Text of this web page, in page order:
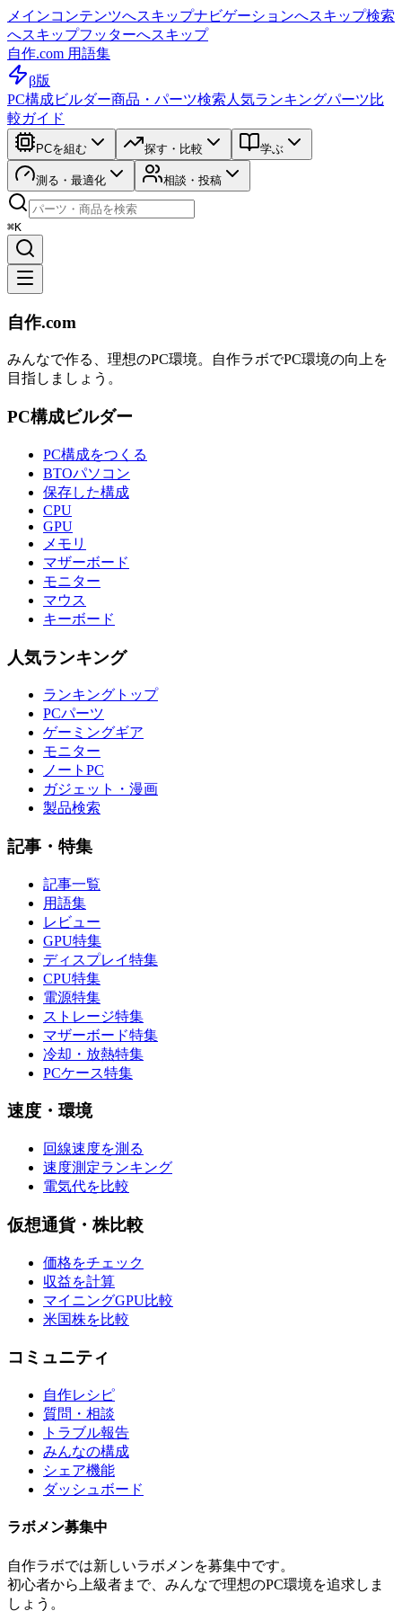
メインコンテンツへスキップナビゲーションへスキップ検索
へスキップフッターへスキップ
自作.com 用語集
β版
PC構成ビルダー商品・パーツ検索 人気ランキングパーツ比
較ガイド
PCを組む 探す・比較 学ぶ
測る・最適化 相談・投稿
⌘K
自作.com
みんなで作る、理想のPC環境。 自作ラボでPC環境の向上を
目指しましょう。
PC構成ビルダー
PC構成をつくる
BTOパソコン
保存した構成
CPU
GPU
メモリ
マザーボード
モニター
マウス
キーボード
人気ランキング
ランキングトップ
PCパーツ
ゲーミングギア
モニター
ノートPC
ガジェット・漫画
製品検索
記事・特集
記事一覧
用語集
レビュー
GPU特集
ディスプレイ特集
CPU特集
電源特集
ストレージ特集
マザーボード特集
冷却・放熱特集
PCケース特集
速度・環境
回線速度を測る
速度測定ランキング
電気代を比較
仮想通貨・株比較
価格をチェック
収益を計算
マイニングGPU比較
米国株を比較
コミュニティ
自作レシピ
質問・相談
トラブル報告
みんなの構成
シェア機能
ダッシュボード
ラボメン募集中
自作ラボでは新しいラボメンを募集中です。
初心者から上級者まで、みんなで理想のPC環境を追求しま
しょう。